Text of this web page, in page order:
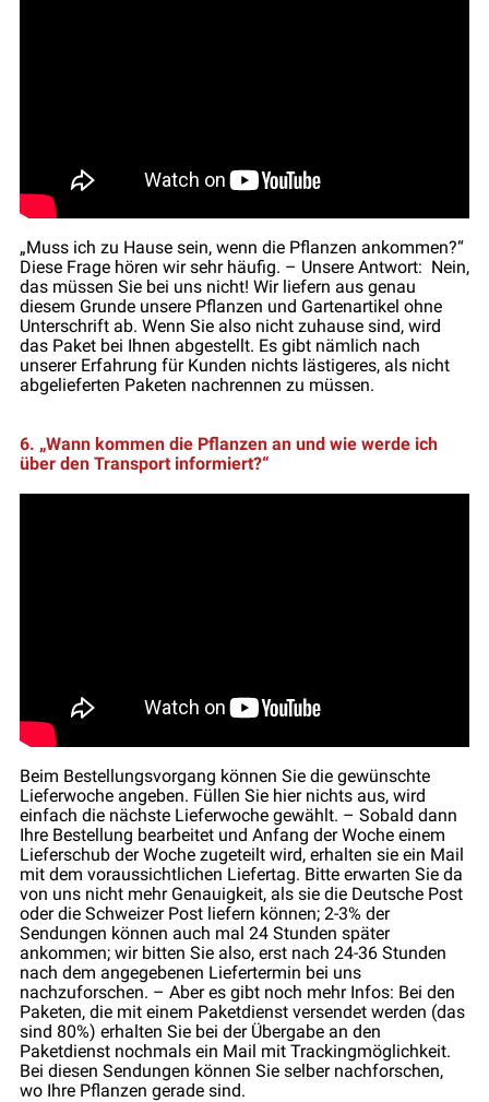
„Muss ich zu Hause sein, wenn die Pflanzen ankommen?“
Diese Frage hören wir sehr häufig. – Unsere Antwort: Nein,
das müssen Sie bei uns nicht! Wir liefern aus genau
diesem Grunde unsere Pflanzen und Gartenartikel ohne
Unterschrift ab. Wenn Sie also nicht zuhause sind, wird
das Paket bei Ihnen abgestellt. Es gibt nämlich nach
unserer Erfahrung für Kunden nichts lästigeres, als nicht
abgelieferten Paketen nachrennen zu müssen.
6. „Wann kommen die Pflanzen an und wie werde ich
über den Transport informiert?“
Beim Bestellungsvorgang können Sie die gewünschte
Lieferwoche angeben. Füllen Sie hier nichts aus, wird
einfach die nächste Lieferwoche gewählt. – Sobald dann
Ihre Bestellung bearbeitet und Anfang der Woche einem
Lieferschub der Woche zugeteilt wird, erhalten sie ein Mail
mit dem voraussichtlichen Liefertag. Bitte erwarten Sie da
von uns nicht mehr Genauigkeit, als sie die Deutsche Post
oder die Schweizer Post liefern können; 2-3% der
Sendungen können auch mal 24 Stunden später
ankommen; wir bitten Sie also, erst nach 24-36 Stunden
nach dem angegebenen Liefertermin bei uns
nachzuforschen. – Aber es gibt noch mehr Infos: Bei den
Paketen, die mit einem Paketdienst versendet werden (das
sind 80%) erhalten Sie bei der Übergabe an den
Paketdienst nochmals ein Mail mit Trackingmöglichkeit.
Bei diesen Sendungen können Sie selber nachforschen,
wo Ihre Pflanzen gerade sind.